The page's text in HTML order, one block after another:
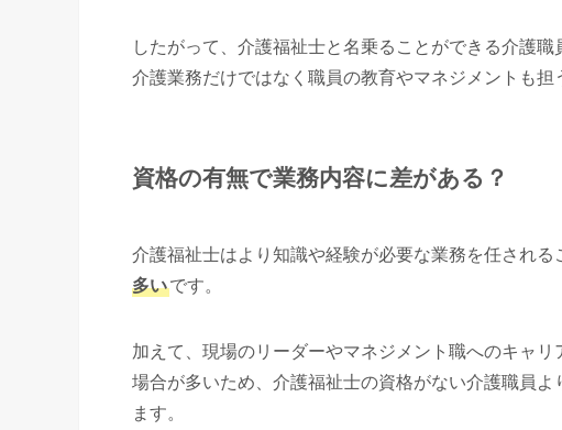
したがって、介護福祉士と名乗ることができる介護
介護業務だけではなく職員の教育やマネジメントも担
資格の有無で業務内容に差がある？
介護福祉士はより知識や経験が必要な業務を任される
多いです。
加えて、現場のリーダーやマネジメント職へのキャ
場合が多いため、介護福祉士の資格がない介護職員
ます。